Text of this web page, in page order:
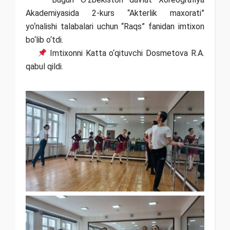
Akademiyasida 2-kurs “Akterlik maxorati”
yо‘nalishi talabalari uchun “Raqs” fanidan imtixon
bо‘lib о‘tdi.
Imtixonni Katta о‘qituvchi Dosmetova R.A.
qabul qildi.